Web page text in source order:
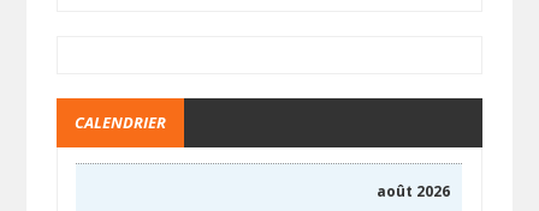
CALENDRIER
août 2026